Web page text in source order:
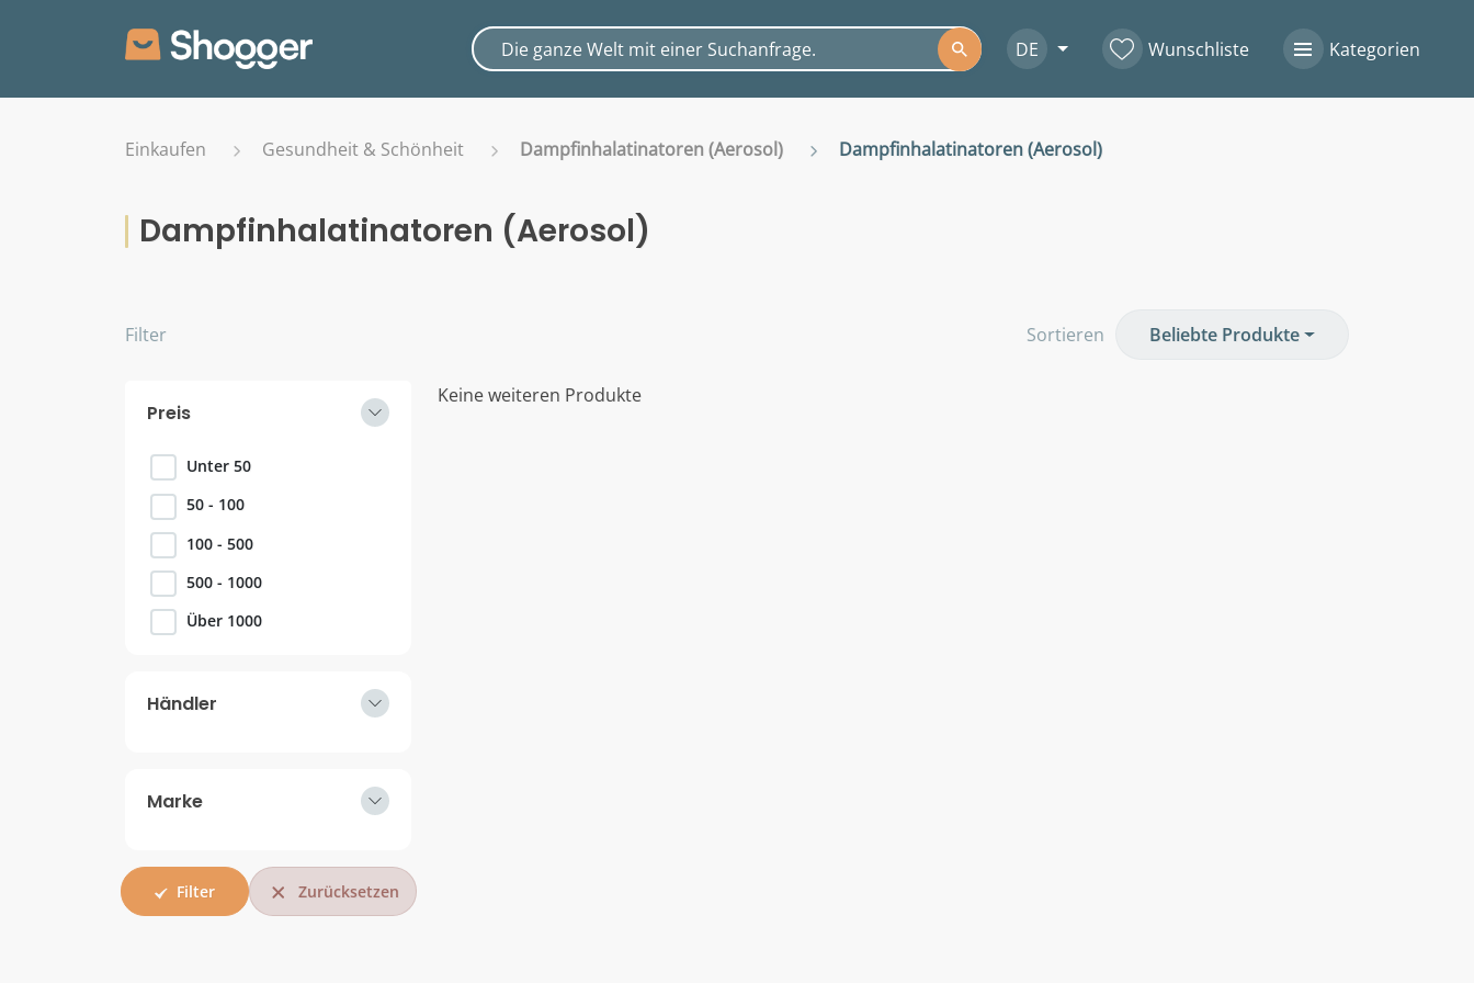
DE Wunschliste Kategorien
Einkaufen Gesundheit & Schönheit Dampfinhalatinatoren (Aerosol) Dampfinhalatinatoren (Aerosol)
Dampfinhalatinatoren (Aerosol)
Filter
Preis
Unter 50
50 - 100
100 - 500
500 - 1000
Über 1000
Händler
Marke
Filter Zurücksetzen
Sortieren Beliebte Produkte
Keine weiteren Produkte